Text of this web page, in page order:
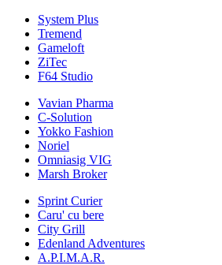
System Plus
Tremend
Gameloft
ZiTec
F64 Studio
Vavian Pharma
C-Solution
Yokko Fashion
Noriel
Omniasig VIG
Marsh Broker
Sprint Curier
Caru' cu bere
City Grill
Edenland Adventures
A.P.I.M.A.R.